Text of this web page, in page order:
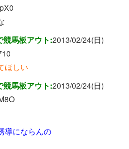
競馬板アウト:2013/02/24(日)
ほしい
競馬板アウト:2013/02/24(日)
導にならんの